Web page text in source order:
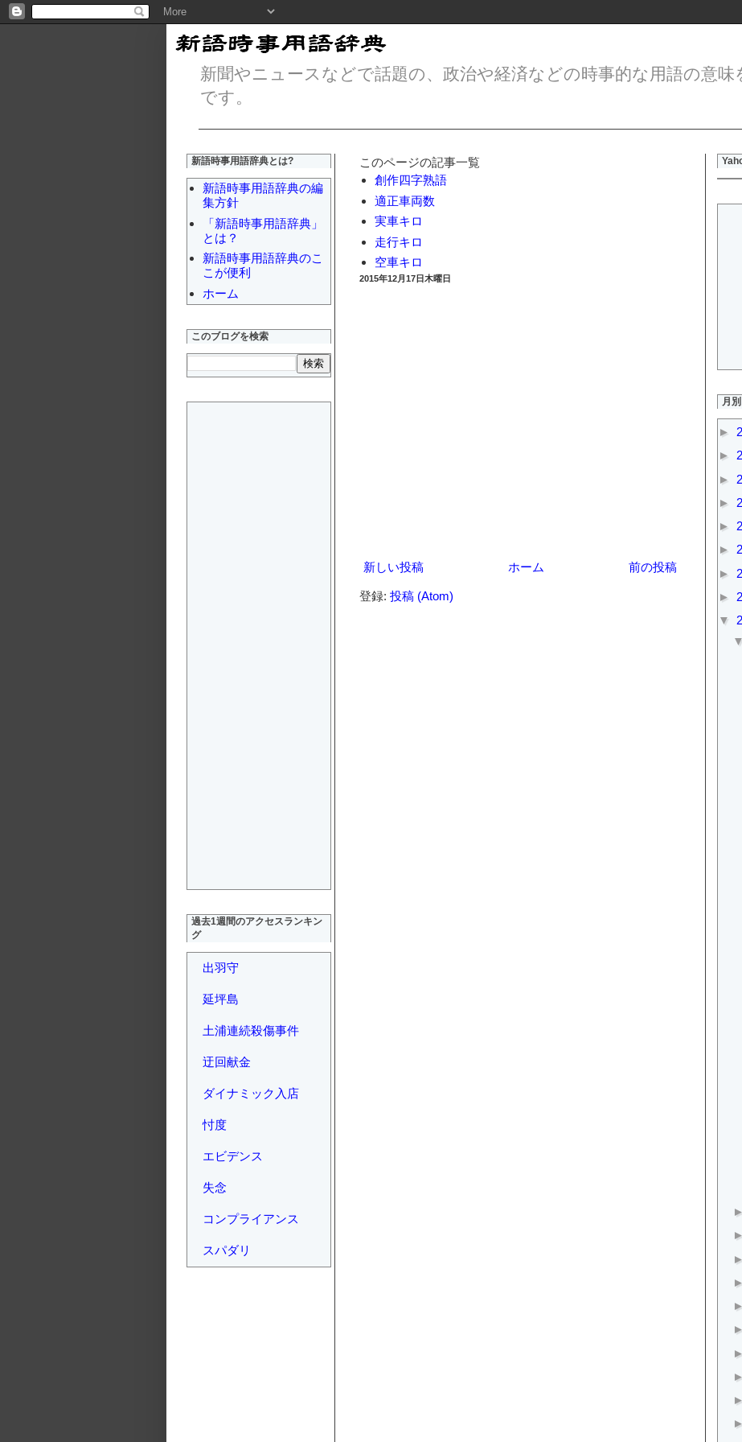
新聞やニュースなどで話題の、政治や経済などの時事的な用語の意味
です。
このページの記事一覧
創作四字熟語
適正車両数
実車キロ
走行キロ
空車キロ
2015年12月17日木曜日
新しい投稿 前の投稿
ホーム
登録: 投稿 (Atom)
新語時事用語辞典とは?
新語時事用語辞典の編
集方針
「新語時事用語辞典」
とは？
新語時事用語辞典のこ
こが便利
ホーム
このブログを検索
過去1週間のアクセスランキン
グ
出羽守
延坪島
土浦連続殺傷事件
迂回献金
ダイナミック入店
忖度
エビデンス
失念
コンプライアンス
スパダリ
月
►
►
►
►
►
►
►
►
▼